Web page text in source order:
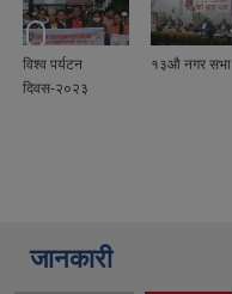
विश्व पर्यटन
दिवस-२०२३
१३औ नगर सभा
जानकारी